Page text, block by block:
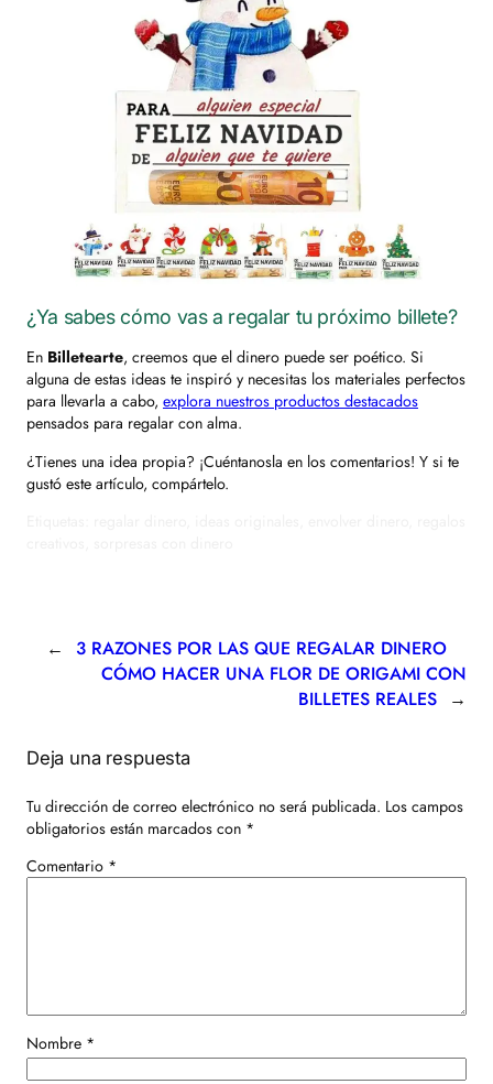
¿Ya sabes cómo vas a regalar tu próximo billete?
En Billetearte, creemos que el dinero puede ser poético. Si
alguna de estas ideas te inspiró y necesitas los materiales perfectos
para llevarla a cabo, explora nuestros productos destacados
pensados para regalar con alma.
¿Tienes una idea propia? ¡Cuéntanosla en los comentarios! Y si te
gustó este artículo, compártelo.
←
3 RAZONES POR LAS QUE REGALAR DINERO
CÓMO HACER UNA FLOR DE ORIGAMI CON
BILLETES REALES
→
Deja una respuesta
Tu dirección de correo electrónico no será publicada. Los campos
obligatorios están marcados con *
Comentario *
Nombre *